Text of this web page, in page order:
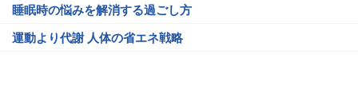
睡眠時の悩みを解消する過ごし方
運動より代謝 人体の省エネ戦略